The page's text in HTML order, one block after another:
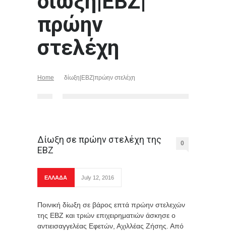
πρώην
στελέχη
Home δίωξη|ΕΒΖ|πρώην στελέχη
Δίωξη σε πρώην στελέχη της
ΕΒΖ
0
ΕΛΛΑΔΑ July 12, 2016
Ποινική δίωξη σε βάρος επτά πρώην στελεχών
της ΕΒΖ και τριών επιχειρηματιών άσκησε ο
αντιεισαγγελέας Εφετών, Αχιλλέας Ζήσης. Από